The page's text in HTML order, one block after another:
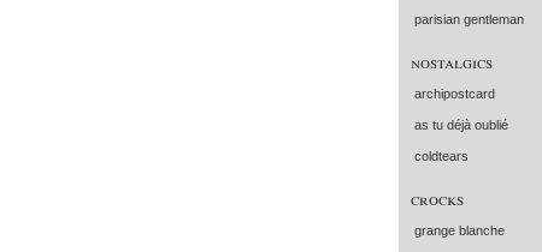
parisian gentleman
nostalgics
archipostcard
as tu déjà oublié
coldtears
crocks
grange blanche